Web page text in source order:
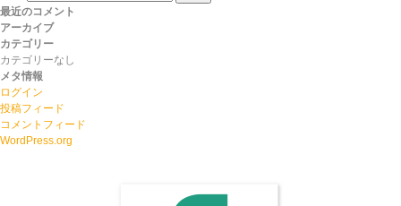
最近のコメント
アーカイブ
カテゴリー
カテゴリーなし
メタ情報
ログイン
投稿フィード
コメントフィード
WordPress.org